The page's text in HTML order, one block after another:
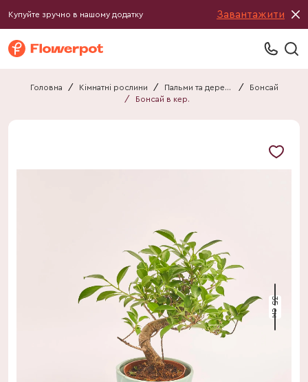
Купуйте зручно в нашому додатку Завантажити
Головна / Кімнатні рослини / Пальми та дерева /
Бонсай
/
Бонсай в кер.
35 см